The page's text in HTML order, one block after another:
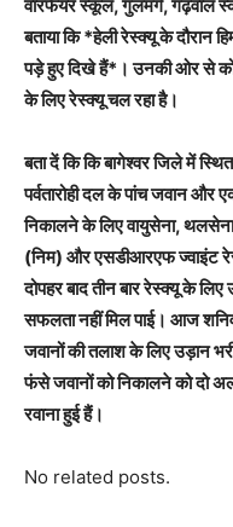
वारफेयर स्कूल, गुलमर्ग, गढ़वाल
बताया कि *हेली रेस्क्यू के दौरान
पड़े हुए दिखे हैं*। उनकी ओर से
के लिए रेस्क्यू चल रहा है।
बता दें कि कि बागेश्वर जिले में
पर्वतारोही दल के पांच जवान और
निकालने के लिए वायुसेना,
(निम) और एसडीआरएफ ज्‍वाइंट
दोपहर बाद तीन बार रेस्क्यू के
सफलता नहीं मिल पाई। आज
जवानों की तलाश के लिए उड़ान
फंसे जवानों को निकालने को दो
रवाना हुई हैं।
No related posts.